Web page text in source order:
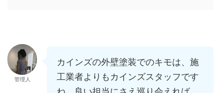
管理人
カインズの外壁塗装でのキモは、施
工業者よりもカインズスタッフです